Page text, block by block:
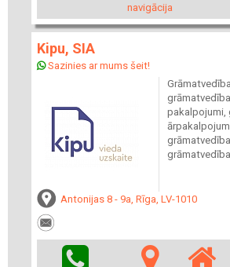
navigācija
Kipu, SIA
Sazinies ar mums šeit!
pakalpojumi,
Antonijas 8 - 9a, Rīga, LV-1010